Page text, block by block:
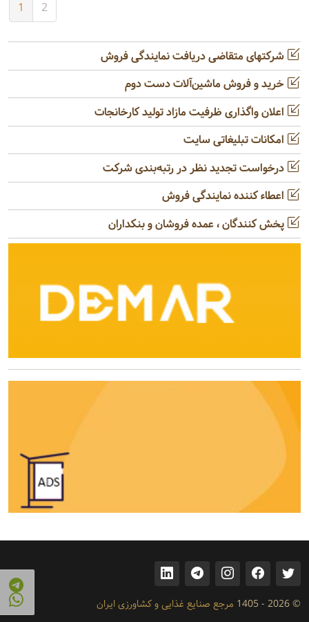
1 2
شرکتهای متقاضی دریافت نمایندگی فروش
خرید و فروش ماشین‌آلات دست دوم
اعلان واگذاری ظرفیت مازاد تولید کارخانجات
امکانات تبلیغاتی سایت
درخواست تجدید نظر در رتبه‌بندی شرکت
اعطاء کننده نمایندگی فروش
پخش کنندگان ، عمده فروشان و بنکداران
© 2026 - 1405 مرجع صنایع غذایی و کشاورزی ایران